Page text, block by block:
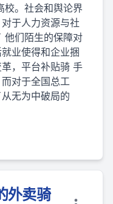
校。社会和舆论界
于人力资源与社
他们陌生的保障对
业使得和企业捆
，平台补贴骑 手
对于全国总工
无为中破局的
外卖骑